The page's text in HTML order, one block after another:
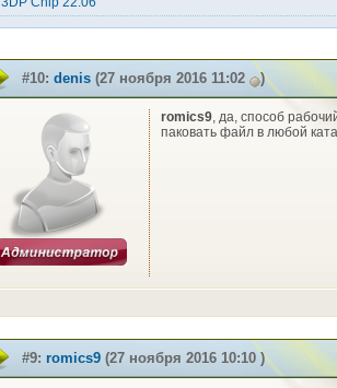
#10: denis (27 ноября 2016 11:02 )
romics9, да, способ
паковать файл в любой
#9: romics9 (27 ноября 2016 10:10 )